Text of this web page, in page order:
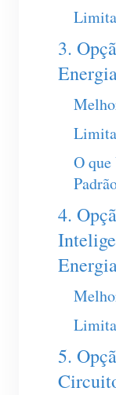
Loja
Início
Vídeo
FAQ
Blog
Fórum
App
3.
O
4.
5.